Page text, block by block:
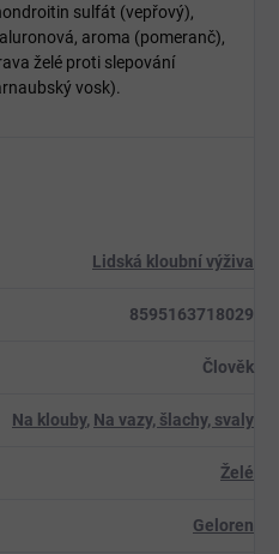
sulfát (vepřový),
aroma (pomeranč),
želé proti slepování
vosk).
Lidská kloubní výživa
8595163718029
Člověk
Na klouby, Na vazy, šlachy, svaly
Želé
Geloren